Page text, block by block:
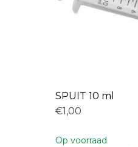
SPUIT 10 ml
€1,00
Op voorraad